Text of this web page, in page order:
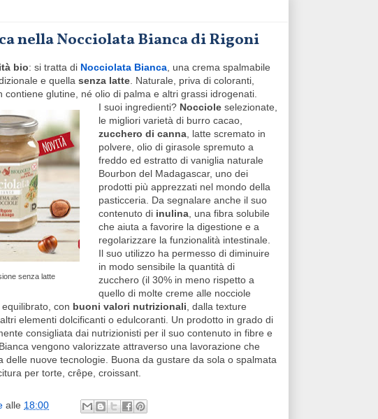
nella Nocciolata Bianca di Rigoni
bio: si tratta di Nocciolata Bianca, una crema spalmabile
e quella senza latte. Naturale, priva di coloranti,
contiene glutine, né olio di palma e altri grassi idrogenati.
senza latte
I suoi ingredienti? Nocciole selezionate,
le migliori varietà di burro cacao,
zucchero di canna, latte scremato in
polvere, olio di girasole spremuto a
freddo ed estratto di vaniglia naturale
Bourbon del Madagascar, uno dei
prodotti più apprezzati nel mondo della
pasticceria. Da segnalare anche il suo
contenuto di inulina, una fibra solubile
che aiuta a favorire la digestione e a
regolarizzare la funzionalità intestinale.
Il suo utilizzo ha permesso di diminuire
in modo sensibile la quantità di
zucchero (il 30% in meno rispetto a
quello di molte creme alle nocciole
con buoni valori nutrizionali, dalla texture
elementi dolcificanti o edulcoranti. Un prodotto in grado di
consigliata dai nutrizionisti per il suo contenuto in fibre e
vengono valorizzate attraverso una lavorazione che
delle nuove tecnologie. Buona da gustare da sola o spalmata
per torte, crêpe, croissant.
alle 18:00